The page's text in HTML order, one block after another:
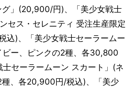
グ」(20,900/円)、「美少女戦士
セス・セレニティ 受注生産限定
込)、「美少女戦士セーラームー
ビー、ピンクの2種、各30,800
セーラームーン スカート」(ネ
種、各20,900円/税込)、「美少